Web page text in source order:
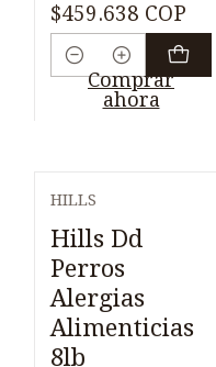
$459.638 COP
Cantidad
Comprar
ahora
HILLS
Hills Dd
Perros
Alergias
Alimenticias
8lb